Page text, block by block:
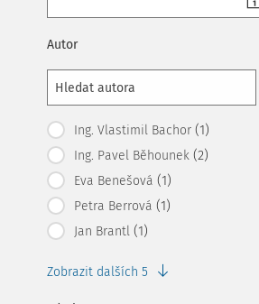
Autor
Ing. Vlastimil Bachor (1)
Ing. Pavel Běhounek (2)
Eva Benešová (1)
Petra Berrová (1)
Jan Brantl (1)
Zobrazit dalších 5